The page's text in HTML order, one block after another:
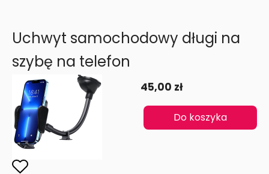
Uchwyt samochodowy długi na
szybę na telefon
45,00 zł
Do koszyka